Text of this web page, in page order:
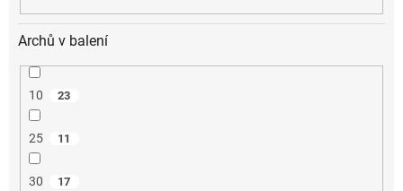
Archů v balení
10 23
25 11
30 17